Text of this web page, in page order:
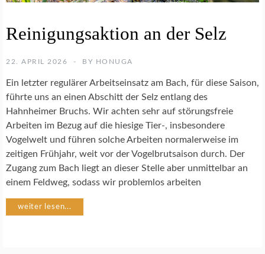
A
A
N
S
C
H
T
S
Reinigungsaktion an der Selz
22. APRIL 2026 BY HONUGA
Ein letzter regulärer Arbeitseinsatz am Bach, für diese Saison,
führte uns an einen Abschitt der Selz entlang des
Hahnheimer Bruchs. Wir achten sehr auf störungsfreie
Arbeiten im Bezug auf die hiesige Tier-, insbesondere
Vogelwelt und führen solche Arbeiten normalerweise im
zeitigen Frühjahr, weit vor der Vogelbrutsaison durch. Der
Zugang zum Bach liegt an dieser Stelle aber unmittelbar an
einem Feldweg, sodass wir problemlos arbeiten
weiter lesen...